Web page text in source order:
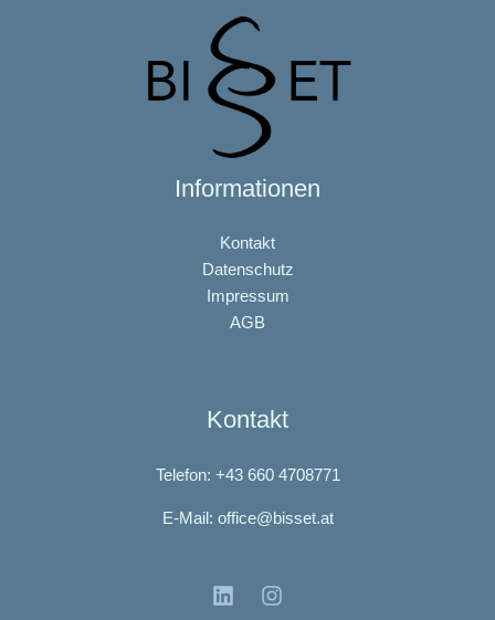
Informationen
Kontakt
Datenschutz
Impressum
AGB
Kontakt
Telefon: +43 660 4708771
E-Mail: office@bisset.at